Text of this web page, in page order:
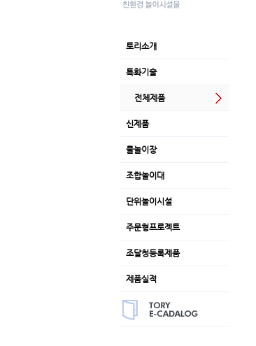
토리소개
특화기술
전체제품
신제품
물놀이장
조합놀이대
단위놀이시설
주문형프로젝트
조달청등록제품
제품실적